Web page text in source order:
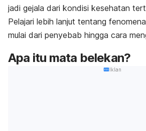
jadi gejala dari kondisi kesehatan
Pelajari lebih lanjut tentang
mulai dari penyebab hingga cara
Apa itu mata belekan?
Iklan